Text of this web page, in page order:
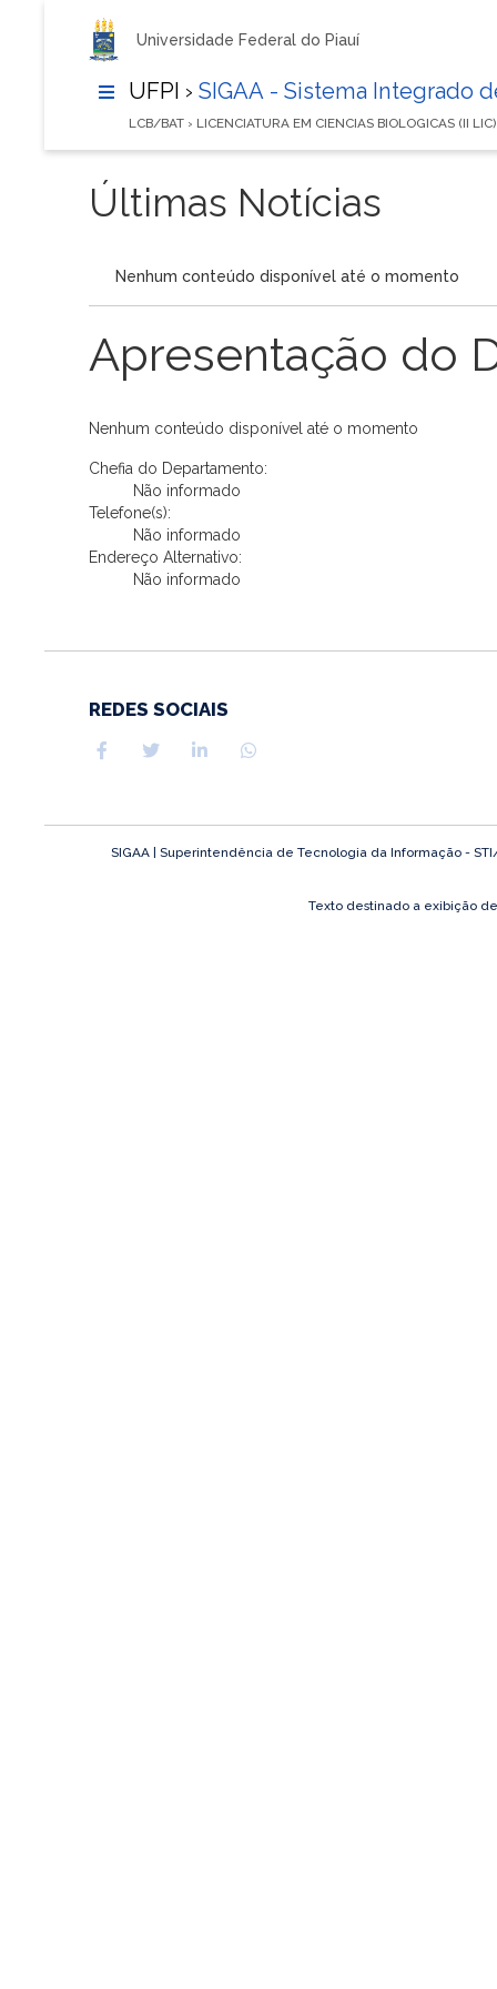
Universidade Federal do Piauí
UFPI › SIGAA - Sistema Integrado
LCB/BAT › LICENCIATURA EM CIENCIAS BIOLOGICAS (II
Últimas Notícias
Nenhum conteúdo disponível até o momento
Apresentação do
Nenhum conteúdo disponível até o momento
Chefia do Departamento:
Não informado
Telefone(s):
Não informado
Endereço Alternativo:
Não informado
REDES SOCIAIS
SIGAA | Superintendência de Tecnologia da Informação -
Texto destinado a exibição